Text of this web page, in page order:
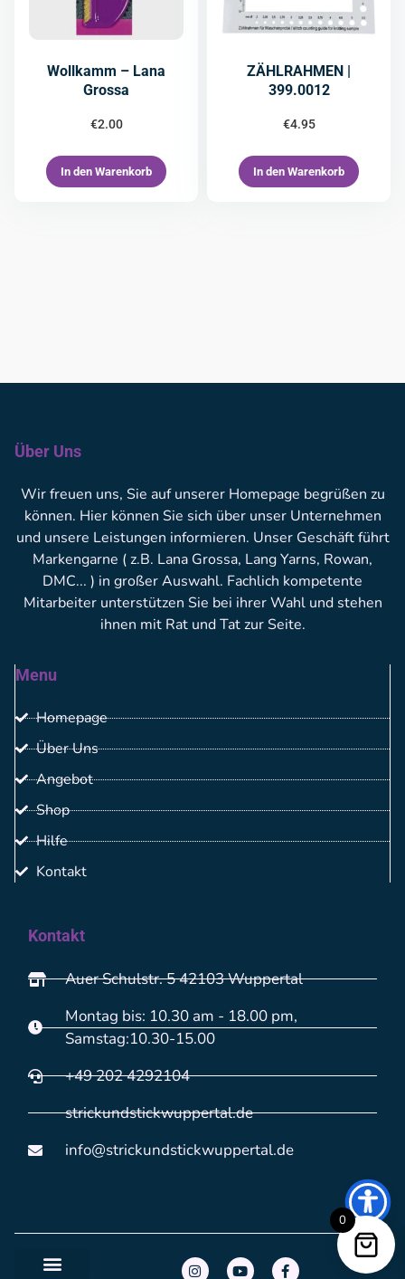
Wollkamm – Lana
Grossa
€2.00
In den Warenkorb
ZÄHLRAHMEN |
399.0012
€4.95
In den Warenkorb
Über Uns
Wir freuen uns, Sie auf unserer Homepage begrüßen zu
können. Hier können Sie sich über unser Unternehmen
und unsere Leistungen informieren. Unser Geschäft führt
Markengarne ( z.B. Lana Grossa, Lang Yarns, Rowan,
DMC... ) in großer Auswahl. Fachlich kompetente
Mitarbeiter unterstützen Sie bei ihrer Wahl und stehen
ihnen mit Rat und Tat zur Seite.
Menu
Homepage
Über Uns
Angebot
Shop
Hilfe
Kontakt
Kontakt
Auer Schulstr. 5 42103 Wuppertal
Montag bis: 10.30 am - 18.00 pm,
Samstag:10.30-15.00
+49 202 4292104
strickundstickwuppertal.de
info@strickundstickwuppertal.de
0